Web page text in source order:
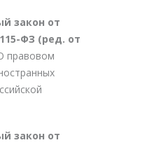
закон от
115-ФЗ (ред. от
правовом
закон от